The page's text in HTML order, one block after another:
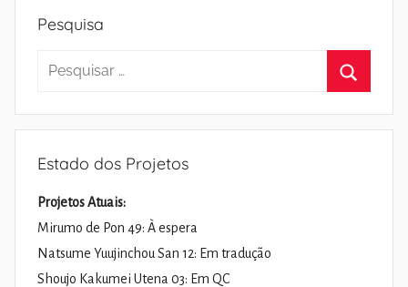
Pesquisa
Pesquisar
Estado dos Projetos
Projetos Atuais:
Mirumo de Pon 49: À espera
Natsume Yuujinchou San 12: Em tradução
Shoujo Kakumei Utena 03: Em QC